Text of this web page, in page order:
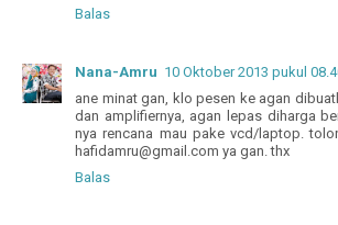
Balas
Nana-Amru 10 Oktober 2013 pukul
ane minat gan, klo pesen ke agan
dan amplifiernya, agan lepas diharga
nya rencana mau pake vcd/laptop.
hafidamru@gmail.com ya gan. thx
Balas